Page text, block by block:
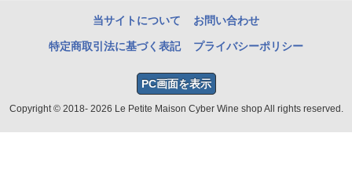
当サイトについて お問い合わせ
特定商取引法に基づく表記 プライバシーポリシー
PC画面を表示
Copyright © 2018- 2026 Le Petite Maison Cyber Wine shop All rights reserved.